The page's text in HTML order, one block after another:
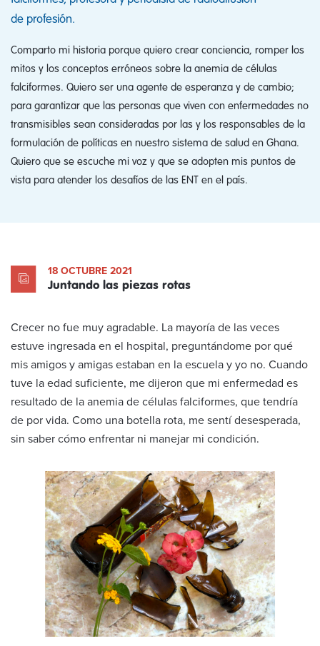
de profesión.
Comparto mi historia porque quiero crear conciencia, romper los
mitos y los conceptos erróneos sobre la anemia de células
falciformes. Quiero ser una agente de esperanza y de cambio;
para garantizar que las personas que viven con enfermedades no
transmisibles sean consideradas por las y los responsables de la
formulación de políticas en nuestro sistema de salud en Ghana.
Quiero que se escuche mi voz y que se adopten mis puntos de
vista para atender los desafíos de las ENT en el país.
18 OCTUBRE 2021
Juntando las piezas rotas
Crecer no fue muy agradable. La mayoría de las veces
estuve ingresada en el hospital, preguntándome por qué
mis amigos y amigas estaban en la escuela y yo no. Cuando
tuve la edad suficiente, me dijeron que mi enfermedad es
resultado de la anemia de células falciformes, que tendría
de por vida. Como una botella rota, me sentí desesperada,
sin saber cómo enfrentar ni manejar mi condición.